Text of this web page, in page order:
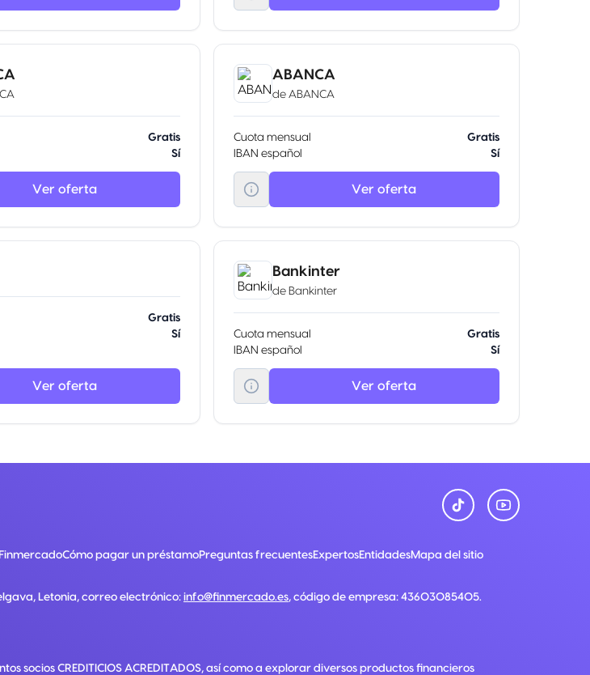
Gratis
Sí
Ver oferta
ABANCA
de ABANCA
Cuota mensual
Gratis
IBAN español
Sí
Ver oferta
Gratis
Sí
Ver oferta
Bankinter
de Bankinter
Cuota mensual
Gratis
IBAN español
Sí
Ver oferta
Cómo pagar un préstamoPreguntas frecuentesExpertosEntidadesMapa del sitio
Letonia, correo electrónico: info@finmercado.es, código de empresa: 43603085405.
socios CREDITICIOS ACREDITADOS, así como a explorar diversos productos financieros